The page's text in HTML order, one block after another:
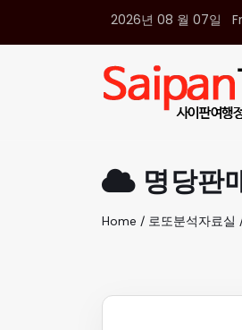
2026년 08 월 07일
명당판
Home / 로또분석자료실
여행정보
생활정보